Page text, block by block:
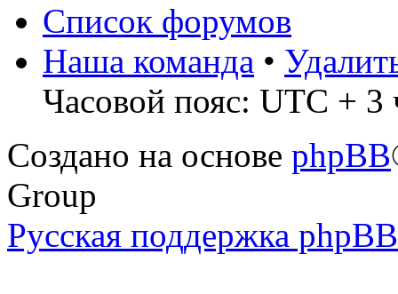
Список форумов
Наша команда •
Часовой пояс: UTC + 3
Создано на основе phpBB
Group
Русская поддержка phpBB